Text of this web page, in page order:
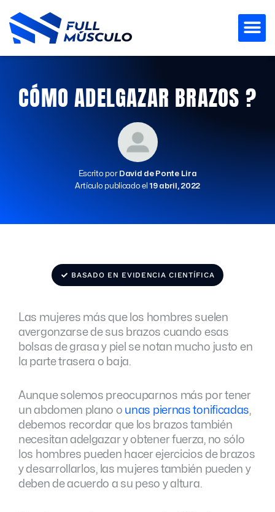
contenido
CÓMO ADELGAZAR BRAZOS ?
Escrito porDavid de Ponte Lira
Artículo publicado el19 abril, 2022
BASADO EN EVIDENCIA CIENTÍFICA
Las mujeres más que los hombres suelen
avergonzarse de sus brazos cuando esas
bolsas de grasa y piel se notan mucho justo en
la parte trasera o baja.
Aunque solemos preocuparnos más por tener
un abdomen plano o unas piernas tonificadas,
debemos recordar que los brazos también
necesitan adelgazar y obtener fuerza, no sólo
los hombres pueden hacer ejercicios de brazos
y desarrollarlos, las mujeres también pueden y
deben de acuerdo a su peso y altura.